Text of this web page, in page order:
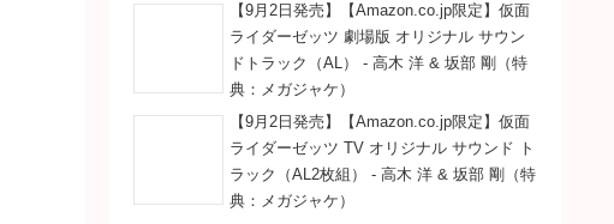
【9月2日発売】【Amazon.co.jp限定】仮面
ライダーゼッツ 劇場版 オリジナル サウン
ドトラック（AL） - 高木 洋 & 坂部 剛（特
典：メガジャケ）
【9月2日発売】【Amazon.co.jp限定】仮面
ライダーゼッツ TV オリジナル サウンド ト
ラック（AL2枚組） - 高木 洋 & 坂部 剛（特
典：メガジャケ）